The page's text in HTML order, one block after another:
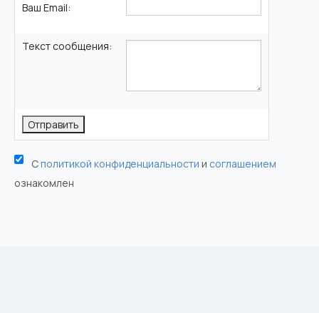
Ваш Email:
Текст сообщения:
Сполитикой конфиденциальности и соглашением
ознакомлен